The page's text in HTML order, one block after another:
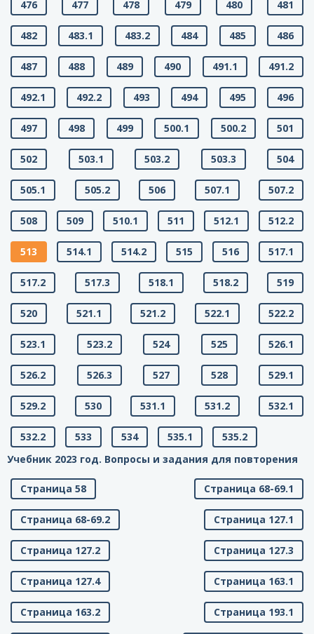
476 477 478 479 480 481
482 483.1 483.2 484 485 486
487 488 489 490 491.1 491.2
492.1 492.2 493 494 495 496
497 498 499 500.1 500.2 501
502 503.1 503.2 503.3 504
505.1 505.2 506 507.1 507.2
508 509 510.1 511 512.1 512.2
513 514.1 514.2 515 516 517.1
517.2 517.3 518.1 518.2 519
520 521.1 521.2 522.1 522.2
523.1 523.2 524 525 526.1
526.2 526.3 527 528 529.1
529.2 530 531.1 531.2 532.1
532.2 533 534 535.1
535.2
Учебник 2023 год. Вопросы и задания для повторения
Страница 58 Страница 68-69.1
Страница 68-69.2 Страница 127.1
Страница 127.2 Страница 127.3
Страница 127.4 Страница 163.1
Страница 163.2 Страница 193.1